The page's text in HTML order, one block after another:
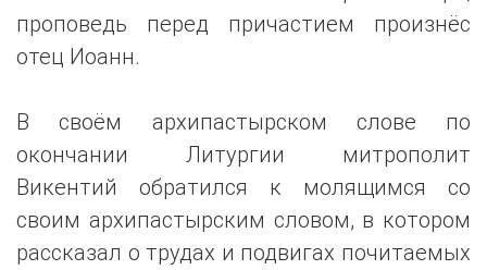
проповедь перед причастием произнёс
отец Иоанн.
В своём архипастырском слове по
окончании Литургии митрополит
Викентий обратился к молящимся со
своим архипастырским словом, в котором
рассказал о трудах и подвигах почитаемых